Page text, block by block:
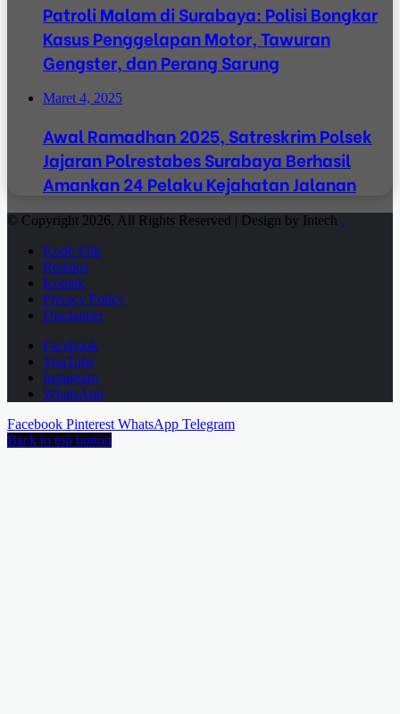
Patroli Malam di Surabaya: Polisi Bongkar
Kasus Penggelapan Motor, Tawuran
Gengster, dan Perang Sarung
Maret 4, 2025
Awal Ramadhan 2025, Satreskrim Polsek
Jajaran Polrestabes Surabaya Berhasil
Amankan 24 Pelaku Kejahatan Jalanan
© Copyright 2026, All Rights Reserved | Design by Intech .
Kode Etik
Redaksi
Kontak
Privacy Policy
Disclaimer
Facebook
YouTube
Instagram
WhatsApp
Facebook Pinterest WhatsApp Telegram
Back to top button